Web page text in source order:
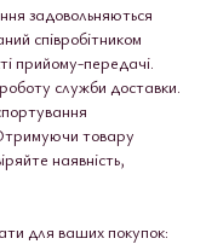
задовольняються
співробітником
прийому-передачі.
служби доставки.
товару
наявність,
для ваших покупок: